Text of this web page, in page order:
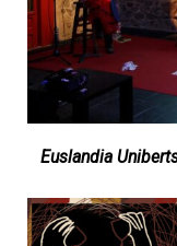
Euslandia